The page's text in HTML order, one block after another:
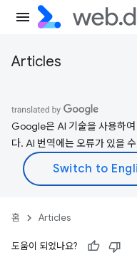
Articles
Google은 AI 기술을 사용하여
다. AI 번역에는 오류가 있을
홈 Articles
도움이 되었나요?